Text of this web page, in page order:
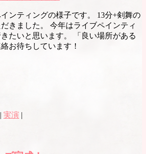
ンティングの様子です。 13分+剣舞の
きました。 今年はライブペインティ
たいと思います。 「良い場所がある
お待ちしています！
| 実演 |